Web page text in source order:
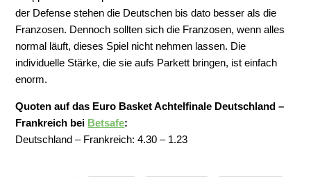
der Defense stehen die Deutschen bis dato besser als die
Franzosen. Dennoch sollten sich die Franzosen, wenn alles
normal läuft, dieses Spiel nicht nehmen lassen. Die
individuelle Stärke, die sie aufs Parkett bringen, ist einfach
enorm.
Quoten auf das Euro Basket Achtelfinale Deutschland –
Frankreich bei Betsafe:
Deutschland – Frankreich: 4.30 – 1.23